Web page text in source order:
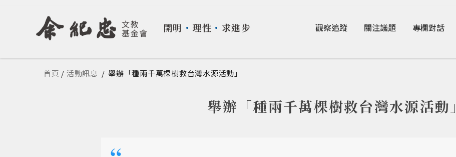
開明 ・ 理性 ・ 求進步 觀察追蹤 關注議題 專欄對話
您在這裡
首頁 / 活動訊息 / 舉辦「種兩千萬棵樹救台灣水源活動」
舉辦「種兩千萬棵樹救台灣水源活動」